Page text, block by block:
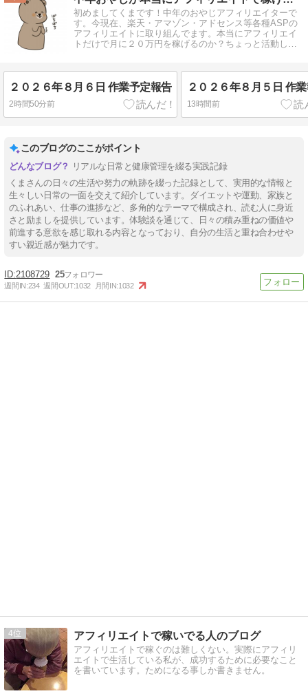
初めましてくまです！中年のおやじアフィリエイターで
す。今現在、楽天・アマゾン・アドセンス等各種ASPの
アフィリエイトに取り組んでます。本当にアフィリエイ
トだけで月に２０万円を稼げるのか？ちょっと活動して
２０２６年８月６日 作業予定報告
2時間50分前
２０２６年８月５日 作
13時間前
このブログのここがポイント
リアルな日常と健康管理を綴る実践記録
くまさんの日々の生活や努力の軌跡を綴った記録として、実用的な情報と
生々しい日常の一面を交えて紹介しています。ダイエットや運動、家族と
のふれあい、仕事の進捗など、多角的なテーマで構成され、読む人に身近
さと励ましを提供しています。体験談を通じて、日々の積み重ねの価値や
前進する意欲を感じ取れる内容となっており、自分の生活と重ね合わせや
すい親近感が魅力です。
2108729 25
週間IN:234 週間OUT:1032 月間IN:1032
4 アフィリエイトで稼いでる人のブログ
アフィリエイトで稼ぐのは難しくない。実際にアフィリ
エイトで生活している私が、成功するために必要なこと
を書いています。ためになる事しか書きません。